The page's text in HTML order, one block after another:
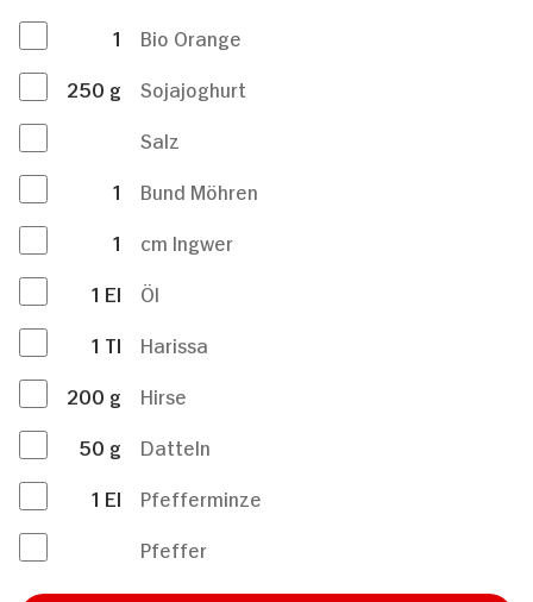
1
Bio Orange
250 g
Sojajoghurt
Salz
1
Bund Möhren
1
cm Ingwer
1 El
Öl
1 Tl
Harissa
200 g
Hirse
50 g
Datteln
1 El
Pfefferminze
Pfeffer